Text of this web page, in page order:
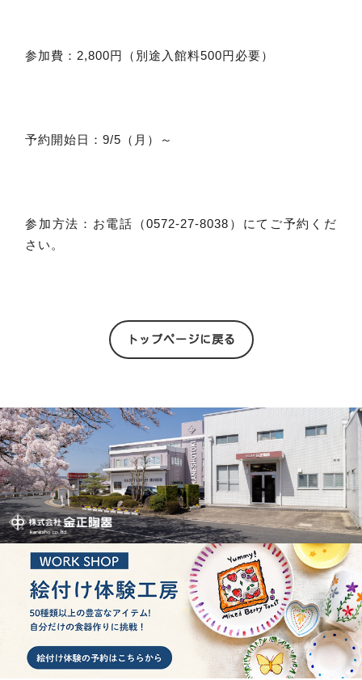
参加費：2,800円（別途入館料500円必要）
予約開始日：9/5（月）～
参加方法：お電話（0572‐27‐8038）にてご予約くだ
さい。
トップページに戻る